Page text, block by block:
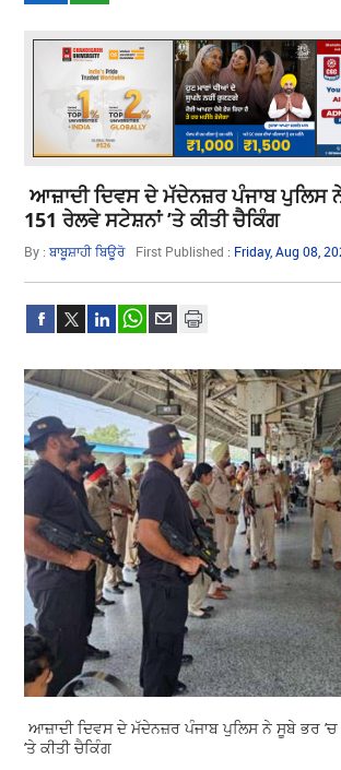
ਆਜ਼ਾਦੀ ਦਿਵਸ ਦੇ ਮੱਦੇਨਜ਼ਰ ਪੰਜਾਬ ਪੁਲਿਸ
151 ਰੇਲਵੇ ਸਟੇਸ਼ਨਾਂ ’ਤੇ ਕੀਤੀ ਚੈਕਿੰਗ
By :ਬਾਬੂਸ਼ਾਹੀ ਬਿਊਰੋ First Published : Friday, Aug 08,
ਆਜ਼ਾਦੀ ਦਿਵਸ ਦੇ ਮੱਦੇਨਜ਼ਰ ਪੰਜਾਬ ਪੁਲਿਸ ਨੇ ਸੂਬੇ ਭਰ
’ਤੇ ਕੀਤੀ ਚੈਕਿੰਗ